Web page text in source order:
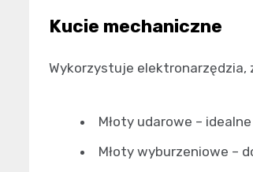
Kucie mechaniczne
Wykorzystuje elektronarzędzia,
Młoty udarowe –
Młoty wyburzeniowe –